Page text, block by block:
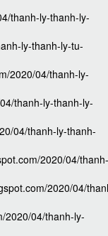
thanh-ly-thanh-ly-
ly-thanh-ly-tu-
2020/04/thanh-ly-
thanh-ly-thanh-ly-
04/thanh-ly-thanh-
2020/04/thanh-
2020/04/
2020/04/thanh-ly-